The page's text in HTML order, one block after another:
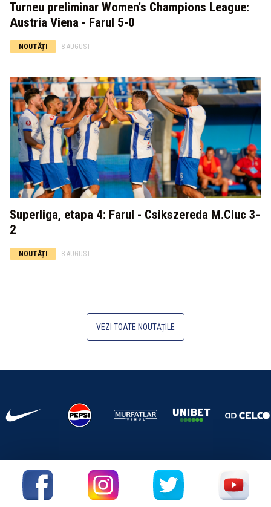
Turneu preliminar Women's Champions League:
Austria Viena - Farul 5-0
NOUTĂȚI 8 AUGUST
Superliga, etapa 4: Farul - Csikszereda M.Ciuc 3-
2
NOUTĂȚI 8 AUGUST
VEZI TOATE NOUTĂȚILE